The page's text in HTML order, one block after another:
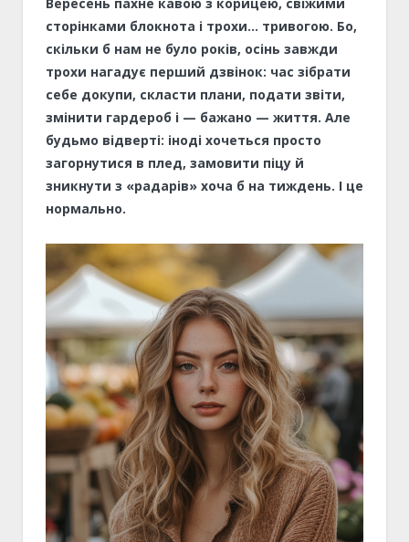
сторінками блокнота і трохи… тривогою. Бо,
скільки б нам не було років, осінь завжди
трохи нагадує перший дзвінок: час зібрати
себе докупи, скласти плани, подати звіти,
змінити гардероб і — бажано — життя. Але
будьмо відверті: іноді хочеться просто
загорнутися в плед, замовити піцу й
зникнути з «радарів» хоча б на тиждень. І це
нормально.